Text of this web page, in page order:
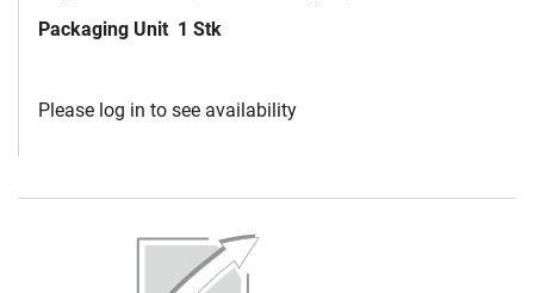
Packaging Unit 1 Stk
Please log in to see availability